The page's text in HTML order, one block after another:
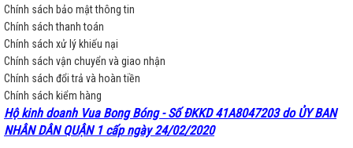
Chính sách bảo mật thông tin
Chính sách thanh toán
Chính sách xử lý khiếu nại
Chính sách vận chuyển và giao nhận
Chính sách đổi trả và hoàn tiền
Chính sách kiểm hàng
Hộ kinh doanh Vua Bong Bóng - Số ĐKKD 41A8047203 do ỦY BAN
NHÂN DÂN QUẬN 1 cấp ngày 24/02/2020